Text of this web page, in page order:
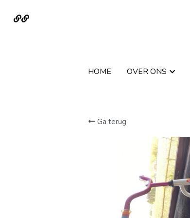
HOME OVER ONS
HOME OVER ONS
Ga terug